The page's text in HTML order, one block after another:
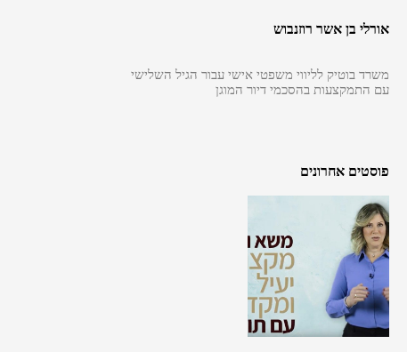
אורלי בן אשר רוזנבוש
משרד בוטיק לליווי משפטי אישי עבור הגיל השלישי
עם התמקצעות בהסכמי דיור המוגן
פוסטים אחרונים